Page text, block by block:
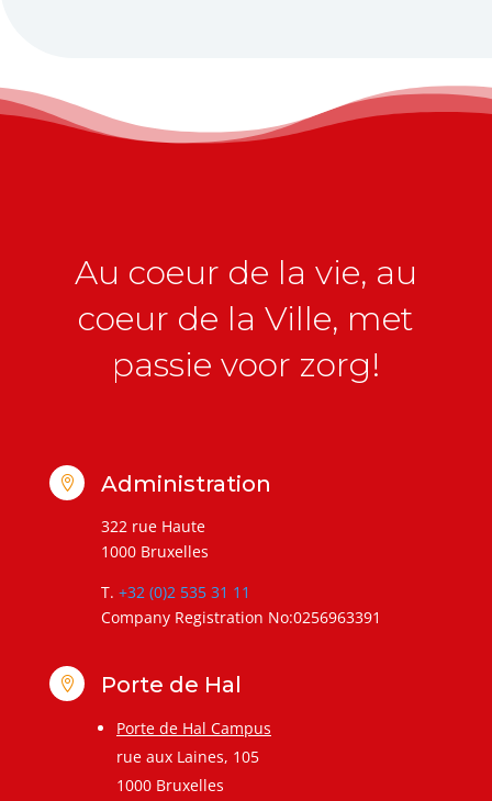
Au coeur de la vie, au
coeur de la Ville, met
passie voor zorg!
 Administration
322 rue Haute
1000 Bruxelles
T. +32 (0)2 535 31 11
Company Registration No:0256963391
 Porte de Hal
Porte de Hal Campus
rue aux Laines, 105
1000 Bruxelles